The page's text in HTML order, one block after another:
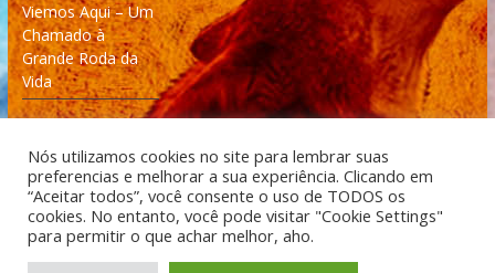
Viemos Aqui – Um
Chamado à
Grande Roda da
Vida
Desenvolvido: Moleculas4D - Engenharia Espacial e
Tecnologia [moleculas4d.com.br]
Nós utilizamos cookies no site para lembrar suas
preferencias e melhorar a sua experiência. Clicando em
“Aceitar todos”, você consente o uso de TODOS os
cookies. No entanto, você pode visitar "Cookie Settings"
para permitir o que achar melhor, aho.